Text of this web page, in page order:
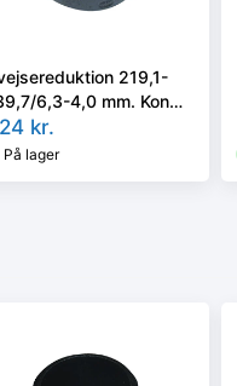
219,1-
6,3-4,0 mm. Konc.
Faset, Kval.
EN 10253-
kr.
På lager